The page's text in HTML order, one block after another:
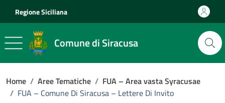
Regione Siciliana
Comune di Siracusa
Home / Aree Tematiche / FUA – Area vasta Syracusae
/ FUA – Comune Di Siracusa – Lettere Di Invito